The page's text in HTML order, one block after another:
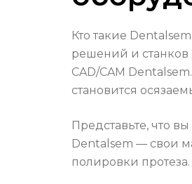
Кто такие
решений и станков
CAD/CAM
становится
Представьте, что
Dentalsem — свои
полировки